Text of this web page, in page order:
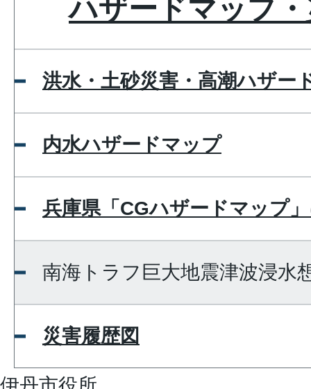
ハザードマップ
洪水・土砂災害・高潮ハザー
内水ハザードマップ
兵庫県「CGハザードマップ
南海トラフ巨大地震津波浸水
災害履歴図